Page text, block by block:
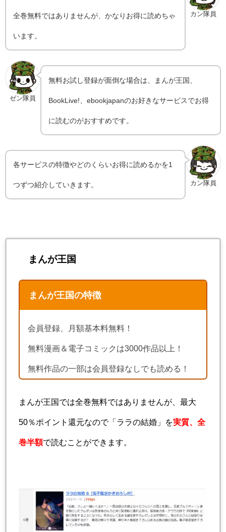
カン隊員
全巻無料ではありませんが、かなりお得に読めちゃ
います。
ゼン隊員
無料お試し登録が面倒な場合は、まんが王国、
BookLive!、ebookjapanのお好きなサービスでお得
に読むのがおすすめです。
カン隊員
各サービスの特徴やどのくらいお得に読めるかを1
つずつ紹介していきます。
まんが王国
まんが王国の特徴
会員登録、月額基本料無料！
無料漫画＆電子コミックは3000作品以上！
無料作品の一部は会員登録なしでも読める！
まんが王国では全巻無料ではありませんが、最大
50％ポイント還元なので「ララの結婚」を実質、全
巻半額で読むことができます。